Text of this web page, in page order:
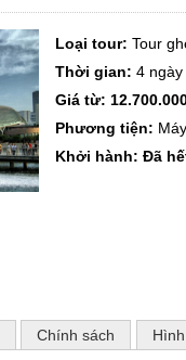
Loại tour: Tour
Thời gian: 4
Giá từ:
Phương tiện:
Khởi hành: Đã
Chính sách